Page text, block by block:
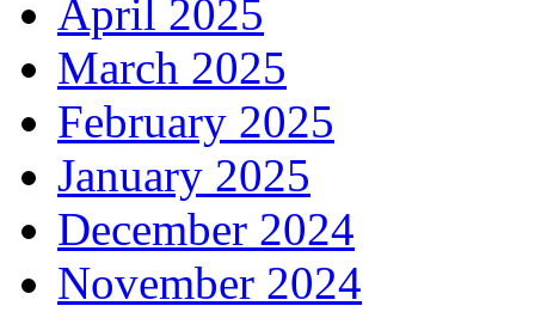
April 2025
March 2025
February 2025
January 2025
December 2024
November 2024